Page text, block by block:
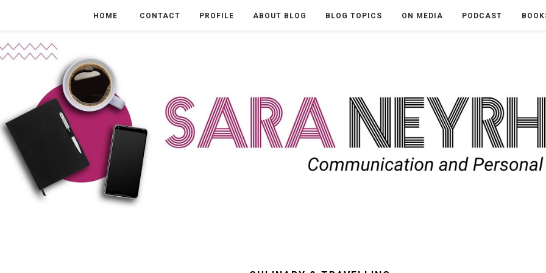
HOME CONTACT PROFILE ABOUT BLOG BLOG TOPICS ON MEDIA PODCAST